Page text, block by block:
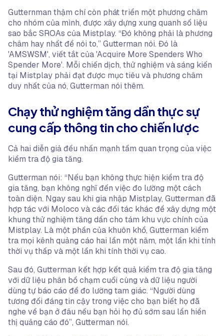
Gutternman thậm chí còn phát triển một phương châm
cho nhóm của mình, được xây dựng xung quanh số liệu
sao bắc SROAs của Mistplay. “Đó không phải là phương
châm hay nhất để nói to,” Gutterman nói. Đó là
'AMSWSM', viết tắt của 'Acquire More Spenders Who
Spender More'. Mỗi chiến dịch, thử nghiệm và sáng kiến
tại Mistplay phải đạt được mục tiêu và phương châm
duy nhất của nó, Gutterman nói thêm.
Chạy thử nghiệm tăng dần thực sự
cung cấp thông tin cho chiến lược
Cả hai diễn giả đều nhấn mạnh tầm quan trọng của việc
kiểm tra độ gia tăng.
Gutterman nói: “Nếu bạn không thực hiện kiểm tra độ
gia tăng, bạn không nghĩ đến việc đo lường một cách
toàn diện. Ngay sau khi gia nhập Mistplay, Gutterman đã
hợp tác với Moloco và các đối tác khác để xây dựng một
khung thử nghiệm tăng dần cho tám khu vực chính của
Mistplay. Là một phần của khuôn khổ, Gutterman kiểm
tra mọi kênh quảng cáo hai lần một năm, một lần khi tính
thời vụ thấp và một lần khi tính thời vụ cao.
Sau đó, Gutterman kết hợp kết quả kiểm tra độ gia tăng
với dữ liệu phân bổ chạm cuối cùng và dữ liệu người
dùng tự báo cáo để đo lường tam giác. “Người dùng
tương đối đáng tin cậy trong việc cho bạn biết họ đã
nghe về bạn ở đâu nếu bạn hỏi họ đủ sớm sau lần hiển
thị quảng cáo đó”, Gutterman nói.